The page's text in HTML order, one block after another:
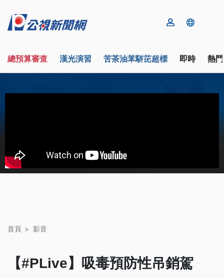
總預算審查 漢光演習 苦茶油苯駢芘超標 即時 熱
首頁 影音
【#PLive】吸毒預防性吊銷駕